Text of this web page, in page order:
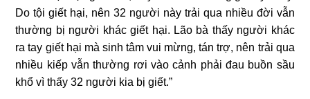
Do tội giết hại, nên 32 người này trải qua nhiều đời vẫn
thường bị người khác giết hại. Lão bà thấy người khác
ra tay giết hại mà sinh tâm vui mừng, tán trợ, nên trải qua
nhiều kiếp vẫn thường rơi vào cảnh phải đau buồn sầu
khổ vì thấy 32 người kia bị giết.”